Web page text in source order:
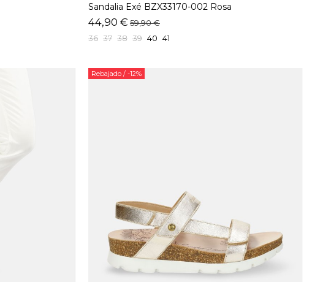
Sandalia Exé BZX33170-002 Rosa
44,90 € 59,90 €
36 37 38 39 40 41
Rebajado / -12%